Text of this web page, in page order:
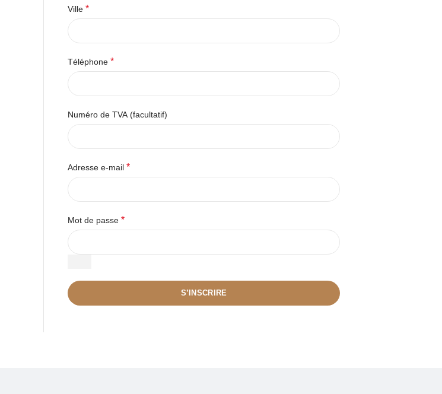
Ville *
Téléphone *
Numéro de TVA (facultatif)
Adresse e-mail *
Mot de passe *
S’INSCRIRE